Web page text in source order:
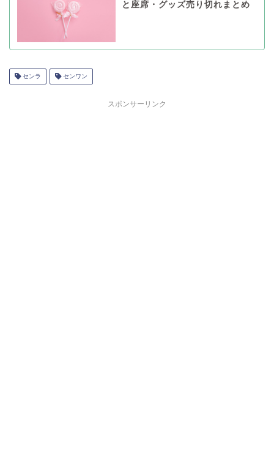
と座席・グッズ売り切れまとめ
センラ センワン
スポンサーリンク